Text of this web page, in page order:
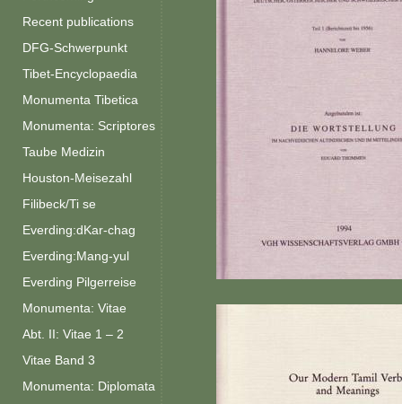
Recent publications
DFG-Schwerpunkt
Tibet-Encyclopaedia
Monumenta Tibetica
Monumenta: Scriptores
Taube Medizin
Houston-Meisezahl
Filibeck/Ti se
Everding:dKar-chag
Everding:Mang-yul
Everding Pilgerreise
Monumenta: Vitae
Abt. II: Vitae 1 – 2
Vitae Band 3
Monumenta: Diplomata